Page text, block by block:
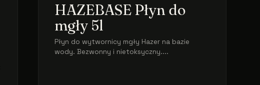
HAZEBASE Płyn do
mgły 5l
Płyn do wytwornicy mgły Hazer na bazie
wody. Bezwonny i nietoksyczny....